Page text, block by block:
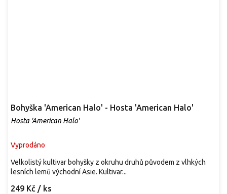
Bohyška 'American Halo' - Hosta 'American Halo'
Hosta 'American Halo'
Vyprodáno
249 Kč / ks
Velkolistý kultivar bohyšky z okruhu druhů původem z vlhkých
lesních lemů východní Asie. Kultivar...